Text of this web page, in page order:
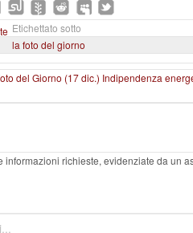
Etichettato sotto
la foto del giorno
del Giorno (17 dic.) Indipendenza
informazioni richieste, evidenziate da un